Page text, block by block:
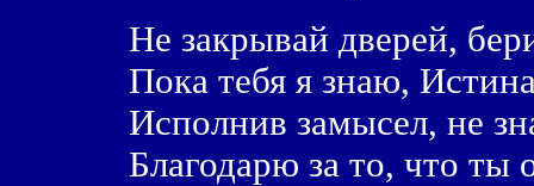
Не закрывай дверей,
Пока тебя я знаю,
Исполнив замысел, не
Благодарю за то, что ты